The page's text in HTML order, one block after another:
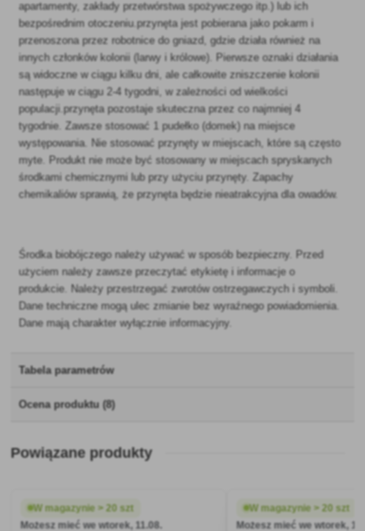
apartamenty, zakłady przetwórstwa spożywczego itp.) lub ich
bezpośrednim otoczeniu.przynęta jest pobierana jako pokarm i
przenoszona przez robotnice do gniazd, gdzie działa również na
innych członków kolonii (larwy i królowe). Pierwsze oznaki działania
są widoczne w ciągu kilku dni, ale całkowite zniszczenie kolonii
następuje w ciągu 2-4 tygodni, w zależności od wielkości
populacji.przynęta pozostaje skuteczna przez co najmniej 4
tygodnie. Zawsze stosować 1 pudełko (domek) na miejsce
występowania. Nie stosować przynęty w miejscach, które są często
myte. Produkt nie może być stosowany w miejscach spryskanych
środkami chemicznymi lub przy użyciu przynęty. Zapachy
chemikaliów sprawią, że przynęta będzie nieatrakcyjna dla owadów.
Środka biobójczego należy używać w sposób bezpieczny. Przed
użyciem należy zawsze przeczytać etykietę i informacje o
produkcie. Należy przestrzegać zwrotów ostrzegawczych i symboli.
Dane techniczne mogą ulec zmianie bez wyraźnego powiadomienia.
Dane mają charakter wyłącznie informacyjny.
Tabela parametrów
Ocena produktu (8)
Powiązane produkty
W magazynie > 20 szt
Możesz mieć we wtorek, 11.08.
W magazynie > 20 szt
Możesz mieć we wtorek,